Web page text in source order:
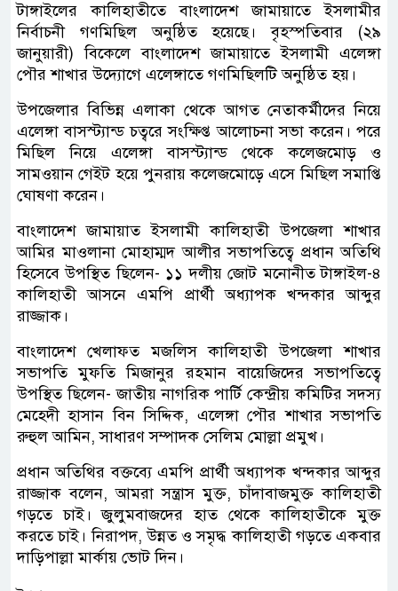
টাঙ্গাইলের কালিহাতীতে বাংলাদেশ জামায়াতে ইসলামীর
নির্বাচনী গণমিছিল অনুষ্ঠিত হয়েছে। বৃহস্পতিবার (২৯
জানুয়ারী) বিকেলে বাংলাদেশ জামায়াতে ইসলামী এলেঙ্গা
পৌর শাখার উদ্যোগে এলেঙ্গাতে গণমিছিলটি অনুষ্ঠিত হয়।
উপজেলার বিভিন্ন এলাকা থেকে আগত নেতাকর্মীদের নিয়ে
এলেঙ্গা বাসস্ট্যান্ড চত্বরে সংক্ষিপ্ত আলোচনা সভা করেন। পরে
মিছিল নিয়ে এলেঙ্গা বাসস্ট্যান্ড থেকে কলেজমোড় ও
সামওয়ান গেইট হয়ে পুনরায় কলেজমোড়ে এসে মিছিল সমাপ্তি
ঘোষণা করেন।
বাংলাদেশ জামায়াত ইসলামী কালিহাতী উপজেলা শাখার
আমির মাওলানা মোহাম্মদ আলীর সভাপতিত্বে প্রধান অতিথি
হিসেবে উপস্থিত ছিলেন- ১১ দলীয় জোট মনোনীত টাঙ্গাইল-৪
কালিহাতী আসনে এমপি প্রার্থী অধ্যাপক খন্দকার আব্দুর
রাজ্জাক।
বাংলাদেশ খেলাফত মজলিস কালিহাতী উপজেলা শাখার
সভাপতি মুফতি মিজানুর রহমান বায়েজিদের সভাপতিত্বে
উপস্থিত ছিলেন- জাতীয় নাগরিক পার্টি কেন্দ্রীয় কমিটির সদস্য
মেহেদী হাসান বিন সিদ্দিক, এলেঙ্গা পৌর শাখার সভাপতি
রুহুল আমিন, সাধারণ সম্পাদক সেলিম মোল্লা প্রমুখ।
প্রধান অতিথির বক্তব্যে এমপি প্রার্থী অধ্যাপক খন্দকার আব্দুর
রাজ্জাক বলেন, আমরা সন্ত্রাস মুক্ত, চাঁদাবাজমুক্ত কালিহাতী
গড়তে চাই। জুলুমবাজদের হাত থেকে কালিহাতীকে মুক্ত
করতে চাই। নিরাপদ, উন্নত ও সমৃদ্ধ কালিহাতী গড়তে একবার
দাড়িপাল্লা মার্কায় ভোট দিন।